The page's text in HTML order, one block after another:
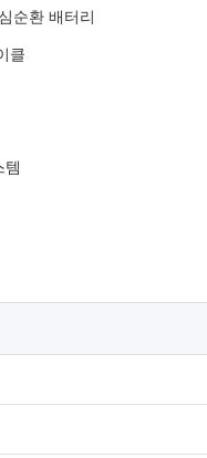
순환 배터리
클
템